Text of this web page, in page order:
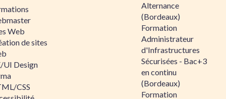
Web
de sites
UI Design
CSS
Alternance
(Bordeaux)
Formation
Administrateur
d'Infrastructures
Sécurisées - Bac+3
en continu
(Bordeaux)
Formation